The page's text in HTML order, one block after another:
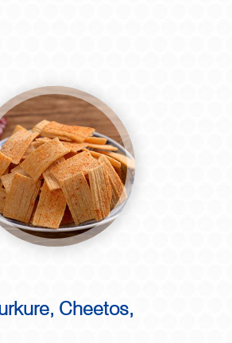
Cheetos,